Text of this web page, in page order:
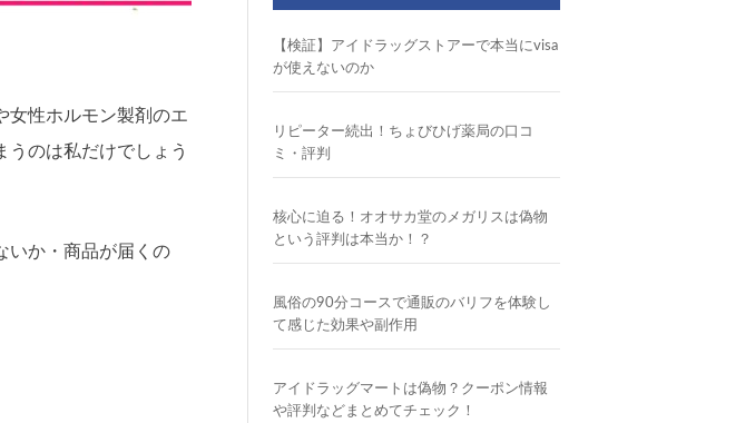
女性ホルモン製剤のエ
のは私だけでしょう
いか・商品が届くの
【検証】アイドラッグストアーで本当にvisa
が使えないのか
リピーター続出！ちょびひげ薬局の口コ
ミ・評判
核心に迫る！オオサカ堂のメガリスは偽物
という評判は本当か！？
風俗の90分コースで通販のバリフを体験し
て感じた効果や副作用
アイドラッグマートは偽物？クーポン情報
や評判などまとめてチェック！